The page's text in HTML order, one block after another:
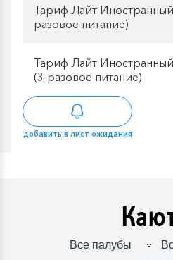
Тариф Лайт
разовое питание)
Тариф Лайт
(3-разовое питание)
добавить в лист ожидания